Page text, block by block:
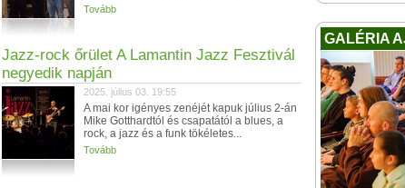
Tovább
Jazz-rock őrület A Lamantin Jazz Fesztivál
negyedik napján
2025. július 03. 19:55
A mai kor igényes zenéjét kapuk július 2-án
Mike Gotthardtól és csapatától a blues, a
rock, a jazz és a funk tökéletes...
Tovább
GALÉRIA